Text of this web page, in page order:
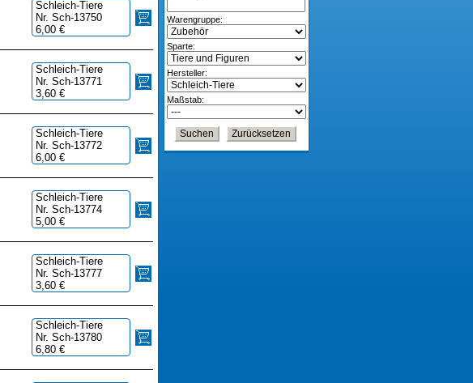
Warengruppe:
Sparte:
Hersteller:
Maßstab:
Schleich-Tiere
Nr. Sch-13750
6,00 €
Schleich-Tiere
Nr. Sch-13771
3,60 €
Schleich-Tiere
Nr. Sch-13772
6,00 €
Schleich-Tiere
Nr. Sch-13774
5,00 €
Schleich-Tiere
Nr. Sch-13777
3,60 €
Schleich-Tiere
Nr. Sch-13780
6,80 €